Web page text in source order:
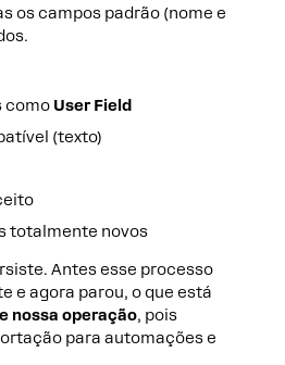
os campos padrão (nome e
como User Field
(texto)
totalmente novos
Antes esse processo
e agora parou, o que está
nossa operação, pois
para automações e